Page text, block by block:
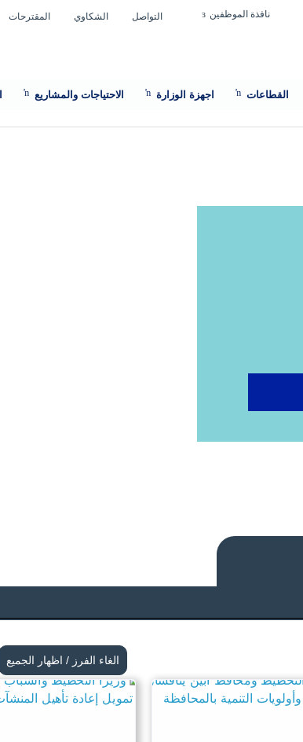
التواصل الشكاوي المقترحات نافذة الموظفين
القطاعات اجهزة الوزارة الاحتياجات والمشاريع
الغاء الفرز / اظهار الجميع